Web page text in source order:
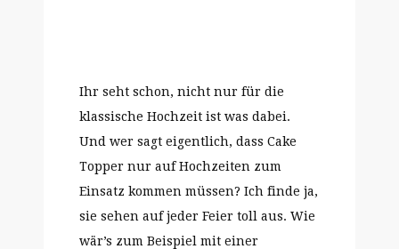
Ihr seht schon, nicht nur für die
klassische Hochzeit ist was dabei.
Und wer sagt eigentlich, dass Cake
Topper nur auf Hochzeiten zum
Einsatz kommen müssen? Ich finde ja,
sie sehen auf jeder Feier toll aus. Wie
wär’s zum Beispiel mit einer